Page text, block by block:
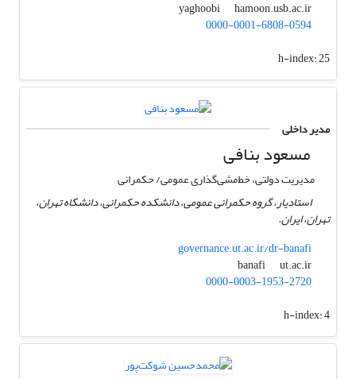
yaghoobi
hamoon.usb.ac.ir
0000-0001-6808-0594
h-index:25
مدیر داخلی
مسعود بنافی
مدیریت دولتی، خط‌مشی‌گذاری عمومی/ حکمرانی
استادیار، گروه حکمرانی عمومی، دانشکده حکمرانی، دانشگاه تهران،
تهران، ایران.
governance.ut.ac.ir/dr-banafi
banafi
ut.ac.ir
0000-0003-1953-2720
h-index:4